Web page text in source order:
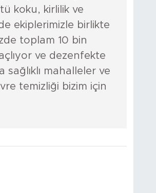
koku, kirlilik ve
ekiplerimizle birlikte
toplam 10 bin
ve dezenfekte
sağlıklı mahalleler ve
temizliği bizim için